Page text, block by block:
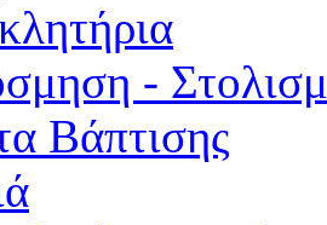
-
Βάπτισης